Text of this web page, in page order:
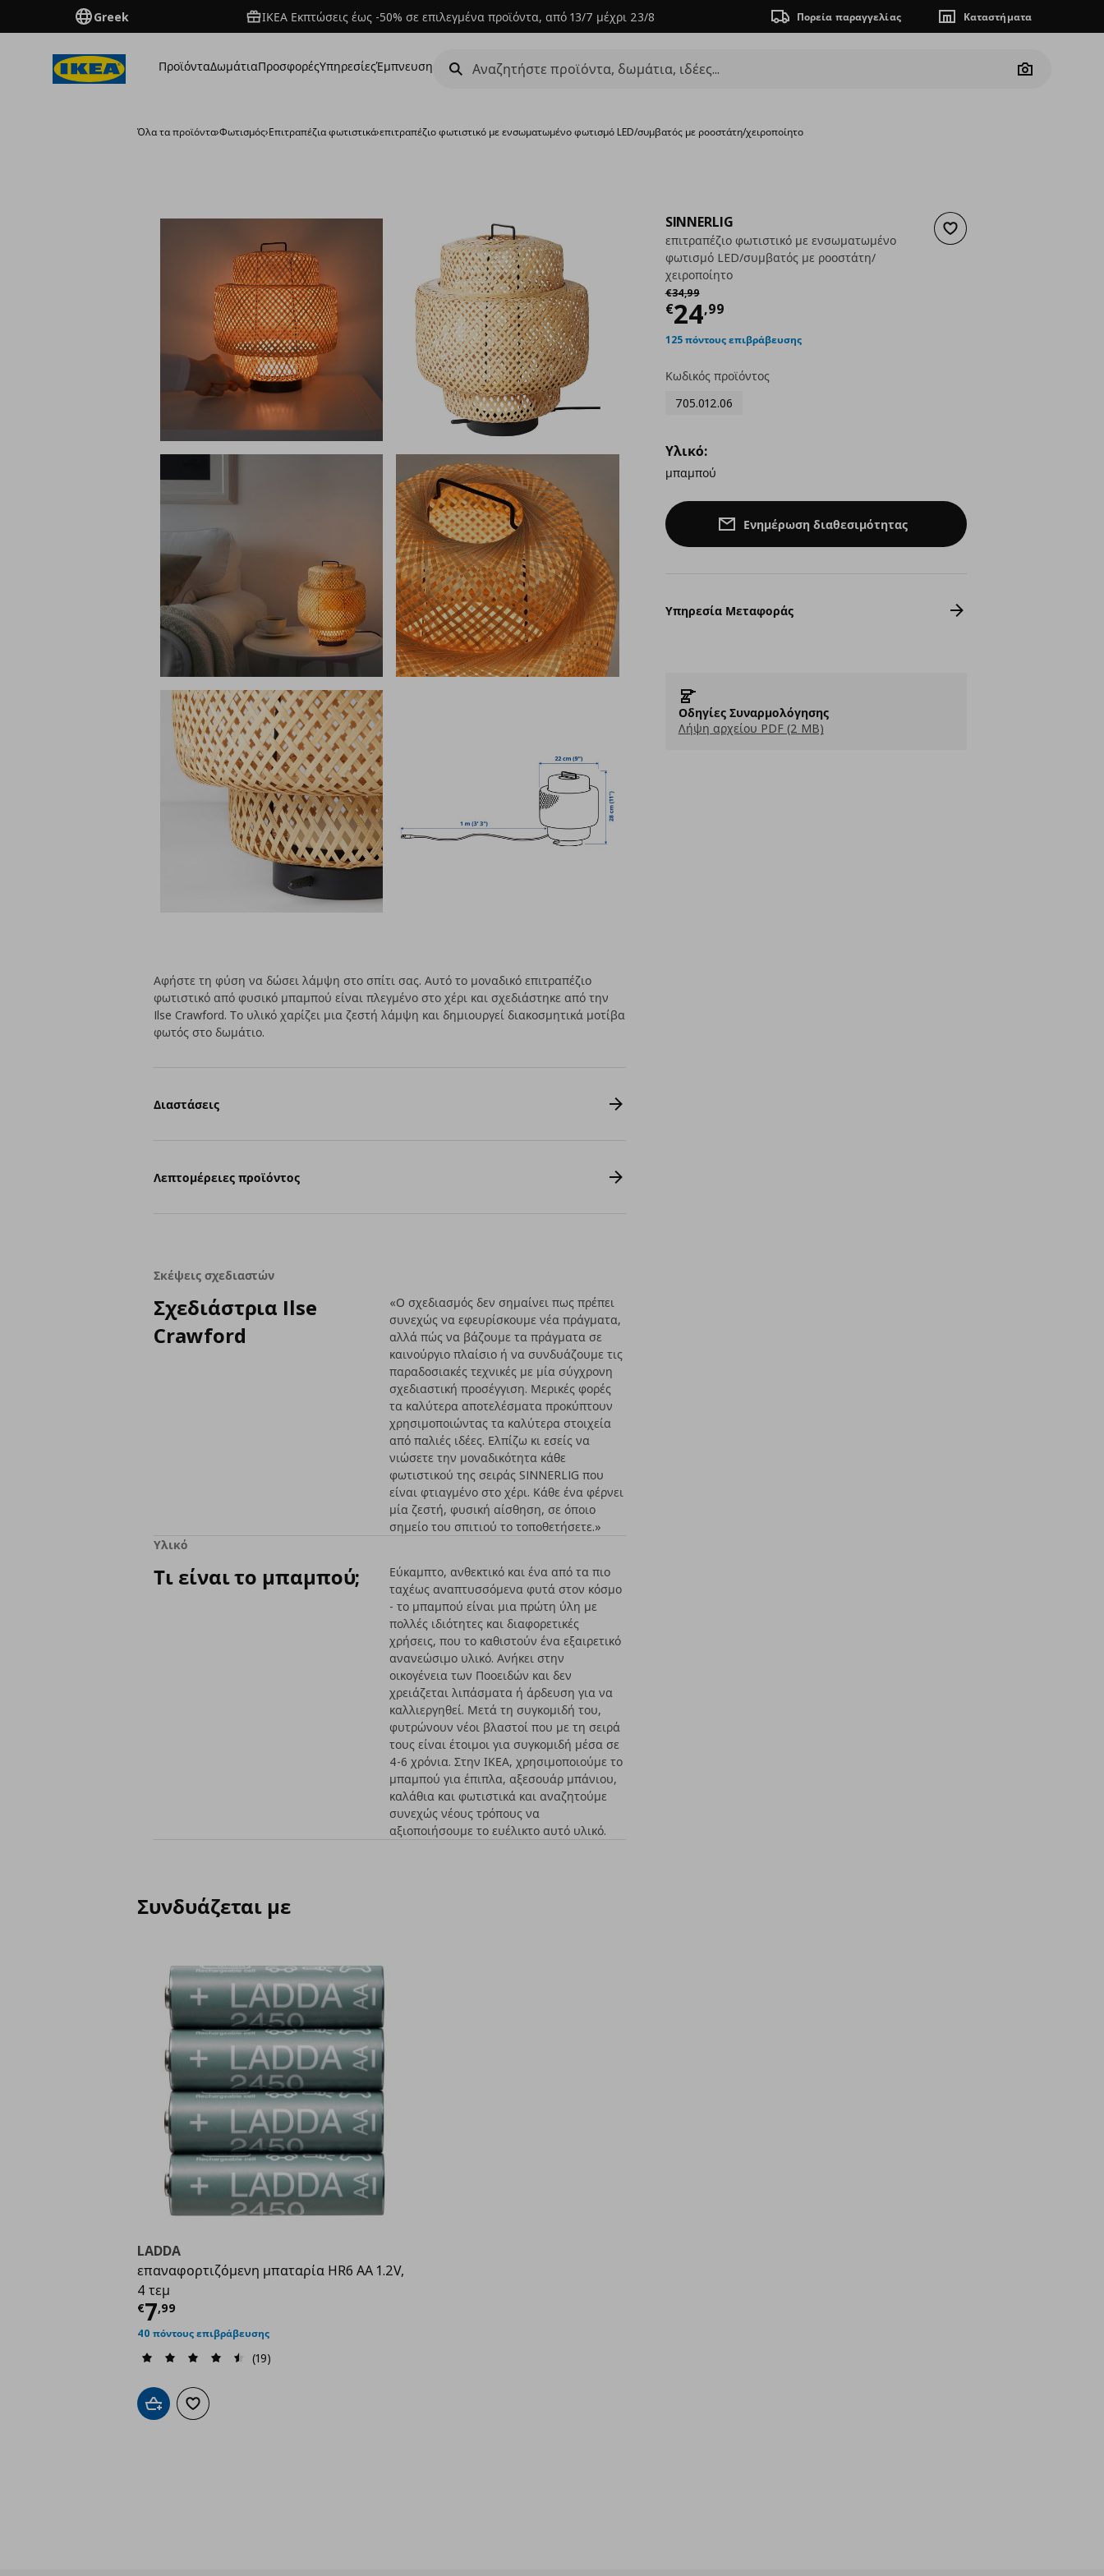
Greek ΙΚΕΑ Εκπτώσεις έως -50% σε επιλεγμένα προϊόντα, από 13/7 μέχρι 23/8 Πορεία παραγγελίας Καταστήματα
ΠροϊόνταΔωμάτιαΠροσφορέςΥπηρεσίεςΈμπνευση
Camera
Όλα τα προϊόντα›Φωτισμός›Επιτραπέζια φωτιστικά›επιτραπέζιο φωτιστικό με ενσωματωμένο φωτισμό LED/συμβατός με ροοστάτη/χειροποίητο
Προσθήκη στα αγαπημένα
SINNERLIG
επιτραπέζιο φωτιστικό με ενσωματωμένο
φωτισμό LED/συμβατός με ροοστάτη/
χειροποίητο
€34,99
Αρχική τιμή
€24,99
Τρέχουσα τιμή
125 πόντους επιβράβευσης
Κωδικός προϊόντος
705.012.06
Υλικό:
μπαμπού
Ενημέρωση διαθεσιμότητας
Υπηρεσία Μεταφοράς
Οδηγίες Συναρμολόγησης
Λήψη αρχείου PDF (2 MB)
Αφήστε τη φύση να δώσει λάμψη στο σπίτι σας. Αυτό το μοναδικό επιτραπέζιο
φωτιστικό από φυσικό μπαμπού είναι πλεγμένο στο χέρι και σχεδιάστηκε από την
Ilse Crawford. Το υλικό χαρίζει μια ζεστή λάμψη και δημιουργεί διακοσμητικά μοτίβα
φωτός στο δωμάτιο.
Διαστάσεις
Λεπτομέρειες προϊόντος
Σκέψεις σχεδιαστών
Σχεδιάστρια Ilse
Crawford
«Ο σχεδιασμός δεν σημαίνει πως πρέπει
συνεχώς να εφευρίσκουμε νέα πράγματα,
αλλά πώς να βάζουμε τα πράγματα σε
καινούργιο πλαίσιο ή να συνδυάζουμε τις
παραδοσιακές τεχνικές με μία σύγχρονη
σχεδιαστική προσέγγιση. Μερικές φορές
τα καλύτερα αποτελέσματα προκύπτουν
χρησιμοποιώντας τα καλύτερα στοιχεία
από παλιές ιδέες. Ελπίζω κι εσείς να
νιώσετε την μοναδικότητα κάθε
φωτιστικού της σειράς SINNERLIG που
είναι φτιαγμένο στο χέρι. Κάθε ένα φέρνει
μία ζεστή, φυσική αίσθηση, σε όποιο
σημείο του σπιτιού το τοποθετήσετε.»
Υλικό
Τι είναι το μπαμπού;
Εύκαμπτο, ανθεκτικό και ένα από τα πιο
ταχέως αναπτυσσόμενα φυτά στον κόσμο
- το μπαμπού είναι μια πρώτη ύλη με
πολλές ιδιότητες και διαφορετικές
χρήσεις, που το καθιστούν ένα εξαιρετικό
ανανεώσιμο υλικό. Ανήκει στην
οικογένεια των Ποοειδών και δεν
χρειάζεται λιπάσματα ή άρδευση για να
καλλιεργηθεί. Μετά τη συγκομιδή του,
φυτρώνουν νέοι βλαστοί που με τη σειρά
τους είναι έτοιμοι για συγκομιδή μέσα σε
4-6 χρόνια. Στην ΙΚΕΑ, χρησιμοποιούμε το
μπαμπού για έπιπλα, αξεσουάρ μπάνιου,
καλάθια και φωτιστικά και αναζητούμε
συνεχώς νέους τρόπους να
αξιοποιήσουμε το ευέλικτο αυτό υλικό.
Συνδυάζεται με
LADDA
επαναφορτιζόμενη μπαταρία HR6 AA 1.2V,
4 τεμ
€7,99
Τρέχουσα τιμή
40 πόντους επιβράβευσης
(19)
Προσθήκη στο καλάθι
Προσθήκη στα αγαπημένα